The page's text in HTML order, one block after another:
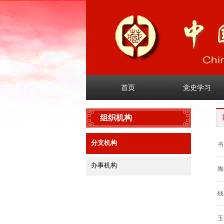
组织机构
首页 党史学习
分支机构
办事机构